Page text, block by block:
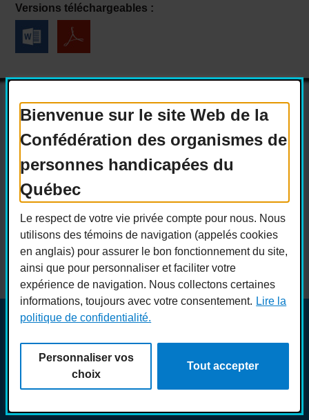
Bienvenue sur le site Web de la
Confédération des organismes de
personnes handicapées du
Québec
Le respect de votre vie privée compte pour nous. Nous
utilisons des témoins de navigation (appelés cookies
en anglais) pour assurer le bon fonctionnement du site,
ainsi que pour personnaliser et faciliter votre
expérience de navigation. Nous collectons certaines
informations, toujours avec votre consentement. Lire la
politique de confidentialité.
Personnaliser vos
choix
Tout accepter
Versions téléchargeables :
Actualités
Devenir membre
Nous joindre
Nous recrutons
Guide sur l’accessibilité universelle
FAQ
réservés.
Conception :
Crédits photo :
Merryl B.
Personnaliser les témoins